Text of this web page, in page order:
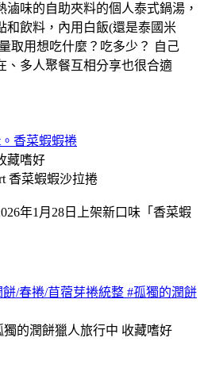
味的自助夾料的個人泰式鍋湯，
和飲料，內用白飯(還是泰國米
取用想吃什麼？吃多少？ 自己
、多人聚餐互相分享也很合適
香菜蝦蝦捲
藏嗜好
年1月28日上架新口味「香菜蝦
/春捲/苜蓿芽捲統整 #孤獨的潤餅
獨的潤餅獵人旅行中 收藏嗜好